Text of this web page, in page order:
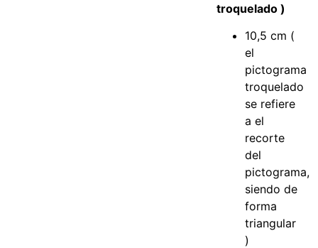
troquelado )
10,5 cm (
el
pictograma
troquelado
se refiere
a el
recorte
del
pictograma,
siendo de
forma
triangular
)